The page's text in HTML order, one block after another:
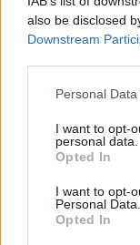
also be disclosed
Downstream
Personal
I want to opt-
personal data.
Opted In
I want to opt-
Personal Data.
Opted In
επιστημονική
τους
ομιλητές και
συμμετοχή
Πελοποννήσου
διοργάνωση
ενημερώνεται